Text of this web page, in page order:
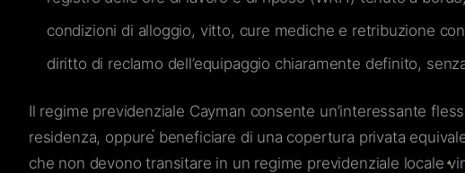
condizioni di alloggio, vitto, cure mediche e retribuzione
diritto di reclamo dell’equipaggio chiaramente definito,
Il regime previdenziale Cayman consente un’interessante
residenza, oppure beneficiare di una copertura privata
che non devono transitare in un regime previdenziale locale